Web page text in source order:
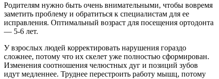
Родителям нужно быть очень внимательными, чтобы вовремя
заметить проблему и обратиться к специалистам для ее
исправления. Оптимальный возраст для посещения ортодонта
— 5-6 лет.
У взрослых людей корректировать нарушения гораздо
сложнее, потому что их скелет уже полностью сформирован.
Изменения соотношения челюстных дуг и позиций зубов
идут медленнее. Труднее перестроить работу мышц, потому